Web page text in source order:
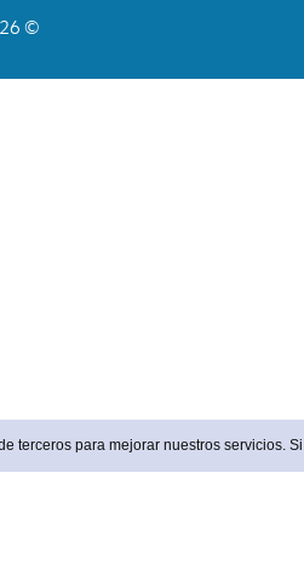
©
terceros para mejorar nuestros servicios.